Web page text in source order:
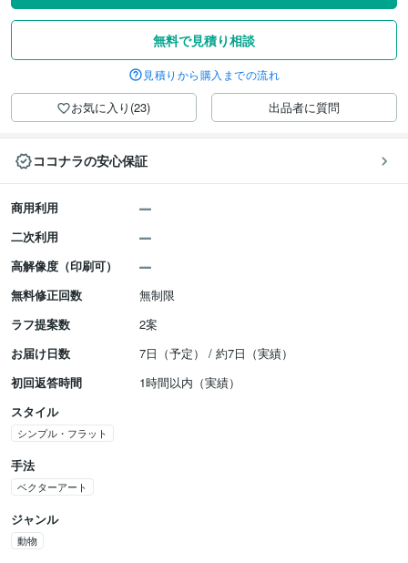
無料で見積り相談
見積りから購入までの流れ
お気に入り(23) 出品者に質問
ココナラの安心保証
商用利用
二次利用
高解像度（印刷可）
無料修正回数
無制限
ラフ提案数
2案
お届け日数
7日（予定） / 約7日（実績）
初回返答時間
1時間以内（実績）
スタイル
シンプル・フラット
手法
ベクターアート
ジャンル
動物